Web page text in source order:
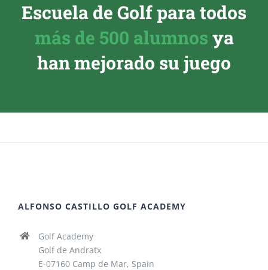
Escuela de Golf para todos
más de 500 alumnos ya
han mejorado su juego
ALFONSO CASTILLO GOLF ACADEMY
Golf Academy
Golf de Andratx
E-07160 Camp de Mar, Spain